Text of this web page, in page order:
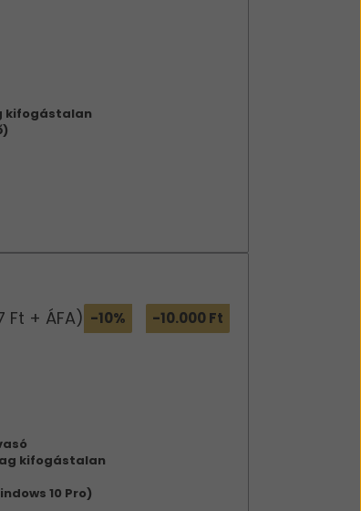
kifogástalan
Ft + ÁFA) -10% -10.000 Ft
kifogástalan
10 Pro)